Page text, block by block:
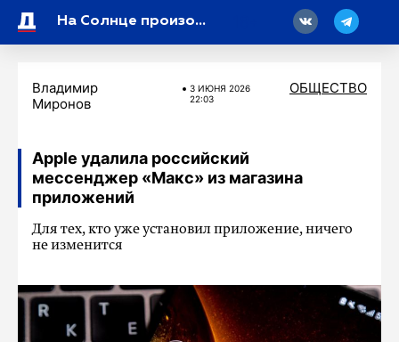
На Солнце произошел редкий «черный взрыв»
Владимир
Миронов
3 ИЮНЯ 2026
22:03
ОБЩЕСТВО
Apple удалила российский
мессенджер «Макс» из магазина
приложений
Для тех, кто уже установил приложение, ничего
не изменится